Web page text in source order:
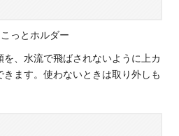
、水流で飛ばされないように上カ
ます。使わないときは取り外しも